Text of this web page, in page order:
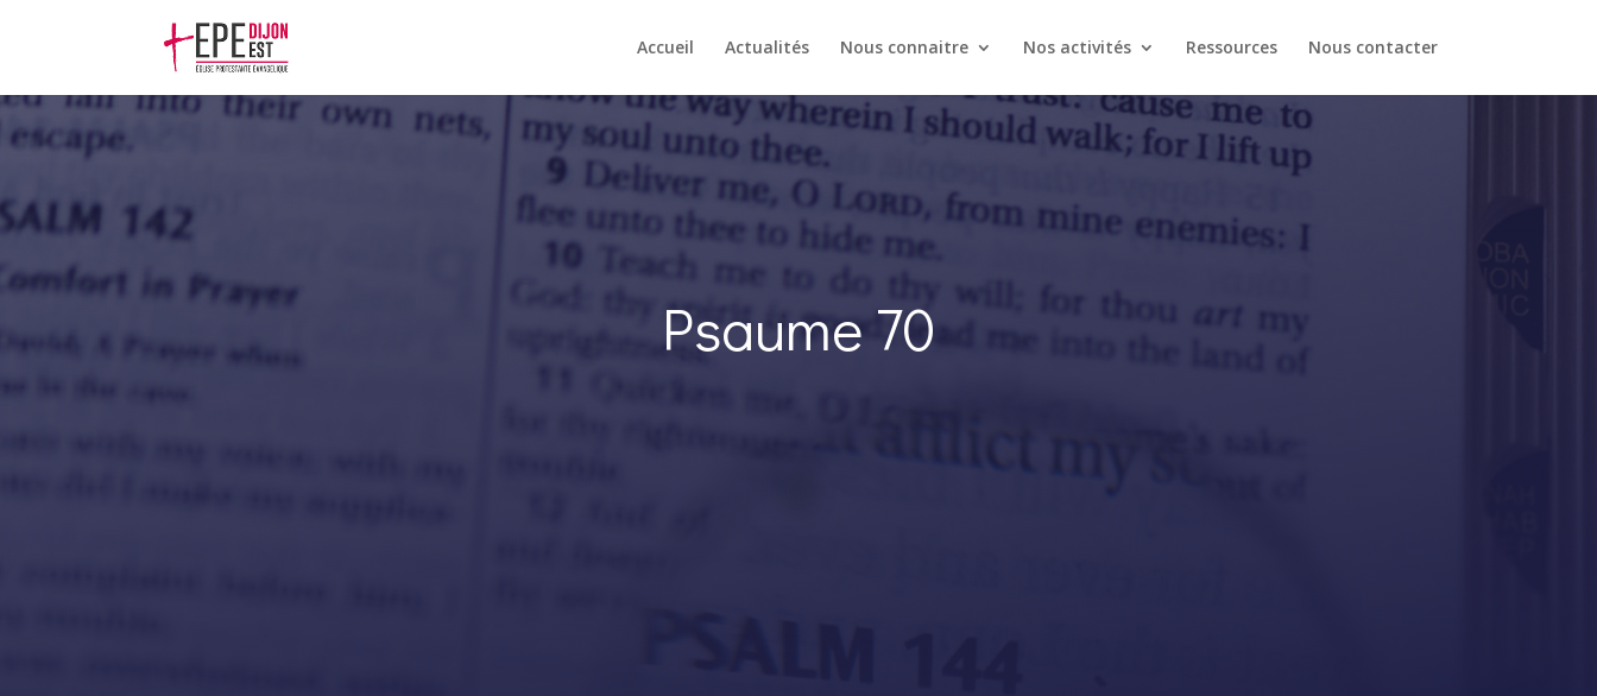
Accueil Actualités Nous connaitre Nos activités Ressources Nous contacter
Psaume 70